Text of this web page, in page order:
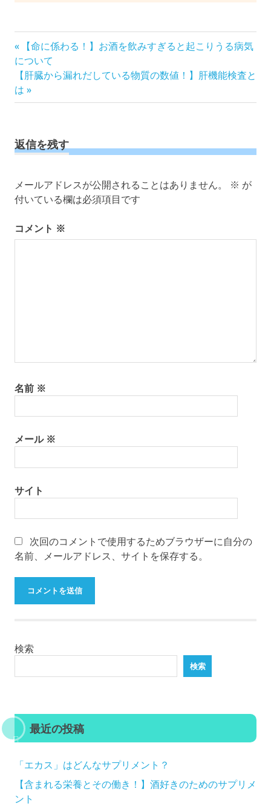
投
稿
ナ
ビ
シ
前
の
記
事:
【命に係わる！】お酒を飲みすぎると起こりうる病気
について
次
の
記
【肝臓から漏れだしている物質の数値！】肝機能検査と
は
返信を残す
メールアドレスが公開されることはありません。 ※ が
付いている欄は必須項目です
コメント ※
名前 ※
メール ※
サイト
次回のコメントで使用するためブラウザーに自分の
名前、メールアドレス、サイトを保存する。
検索
検索
最近の投稿
「エカス」はどんなサプリメント？
【含まれる栄養とその働き！】酒好きのためのサプリメ
ント